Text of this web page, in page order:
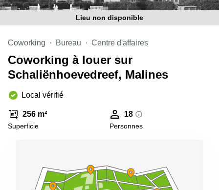
conférence
Lieu non disponible
Coworking Bureau Centre d'affaires
Coworking à louer sur
Schaliënhoevedreef, Malines
Local vérifié
256 m²
Superficie
18
Personnes